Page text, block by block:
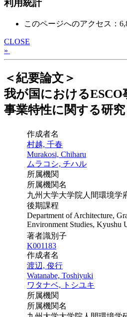
利用統計
このページへのアクセス：
CLOSE
»
＜紀要論文＞
我が国におけるESCO
事業特性に関する研究
作成者名
村越, 千春
Murakosi, Chiharu
ムラコシ, チハル
所属機関
所属機関名
九州大学大学院人間環境学
後期課程
Department of Architecture,
Environment Studies, Kyushu
著者識別子
K001183
作成者名
渡辺, 俊行
Watanabe, Toshiyuki
ワタナベ, トシユキ
所属機関
所属機関名